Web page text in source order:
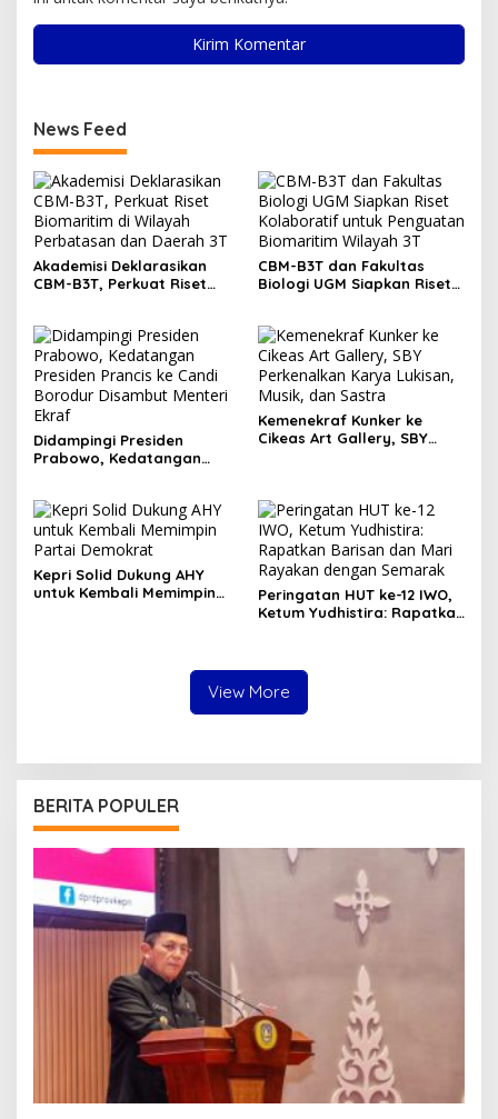
News Feed
Akademisi Deklarasikan
CBM-B3T, Perkuat Riset
CBM-B3T dan Fakultas
Biologi UGM Siapkan Riset
Wilayah 3T
Didampingi Presiden
Prabowo, Kedatangan
Ekraf
Kemenekraf Kunker ke
Cikeas Art Gallery, SBY
Kepri Solid Dukung AHY
untuk Kembali Memimpin
Peringatan HUT ke-12 IWO,
Ketum Yudhistira: Rapatkan
View More
BERITA POPULER